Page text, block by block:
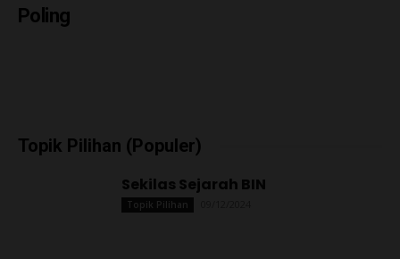
Poling
Topik Pilihan (Populer)
Sekilas Sejarah BIN
Topik Pilihan